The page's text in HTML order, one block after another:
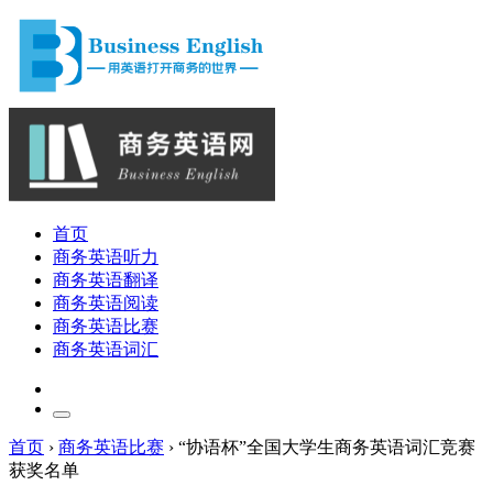
首页
商务英语听力
商务英语翻译
商务英语阅读
商务英语比赛
商务英语词汇
首页 › 商务英语比赛 › “协语杯”全国大学生商务英语词汇竞赛
获奖名单